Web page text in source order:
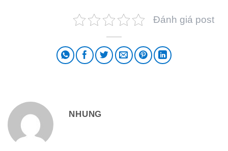
Đánh giá post
NHUNG